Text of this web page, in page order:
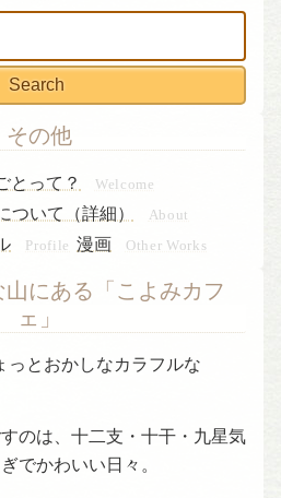
その他
とって？ Welcome
ついて（詳細） About
Profile 漫画 Other Works
にある「こよみカフ
ェ」
っとおかしなカラフルな
のは、十二支・十干・九星気
でかわいい日々。